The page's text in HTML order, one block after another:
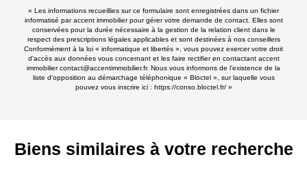
« Les informations recueillies sur ce formulaire sont enregistrées dans un fichier
informatisé par accent immobilier pour gérer votre demande de contact. Elles sont
conservées pour la durée nécessaire à la gestion de la relation client dans le
respect des prescriptions légales applicables et sont destinées à nos conseillers
Conformément à la loi « informatique et libertés », vous pouvez exercer votre droit
d'accès aux données vous concernant et les faire rectifier en contactant accent
immobilier contact@accentimmobilier.fr. Nous vous informons de l’existence de la
liste d'opposition au démarchage téléphonique « Bloctel », sur laquelle vous
pouvez vous inscrire ici : https://conso.bloctel.fr/»
Biens similaires à votre recherche